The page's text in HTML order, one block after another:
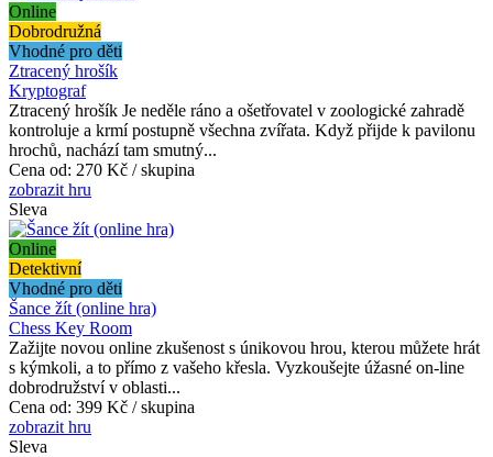
Online
Dobrodružná
Vhodné pro děti
Ztracený hrošík
Kryptograf
Ztracený hrošík Je neděle ráno a ošetřovatel v zoologické zahradě
kontroluje a krmí postupně všechna zvířata. Když přijde k pavilonu
hrochů, nachází tam smutný...
Cena od: 270 Kč / skupina
zobrazit hru
Sleva
Online
Detektivní
Vhodné pro děti
Šance žít (online hra)
Chess Key Room
Zažijte novou online zkušenost s únikovou hrou, kterou můžete hrát
s kýmkoli, a to přímo z vašeho křesla. Vyzkoušejte úžasné on-line
dobrodružství v oblasti...
Cena od: 399 Kč / skupina
zobrazit hru
Sleva